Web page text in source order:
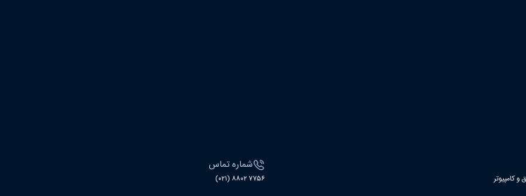
کامپیوتر
شماره تماس
۷۷۵۶ ۸۸۰۲ (۰۲۱)